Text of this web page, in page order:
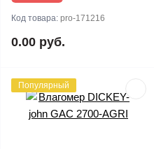
Код товара: pro-171216
0.00 руб.
Популярный